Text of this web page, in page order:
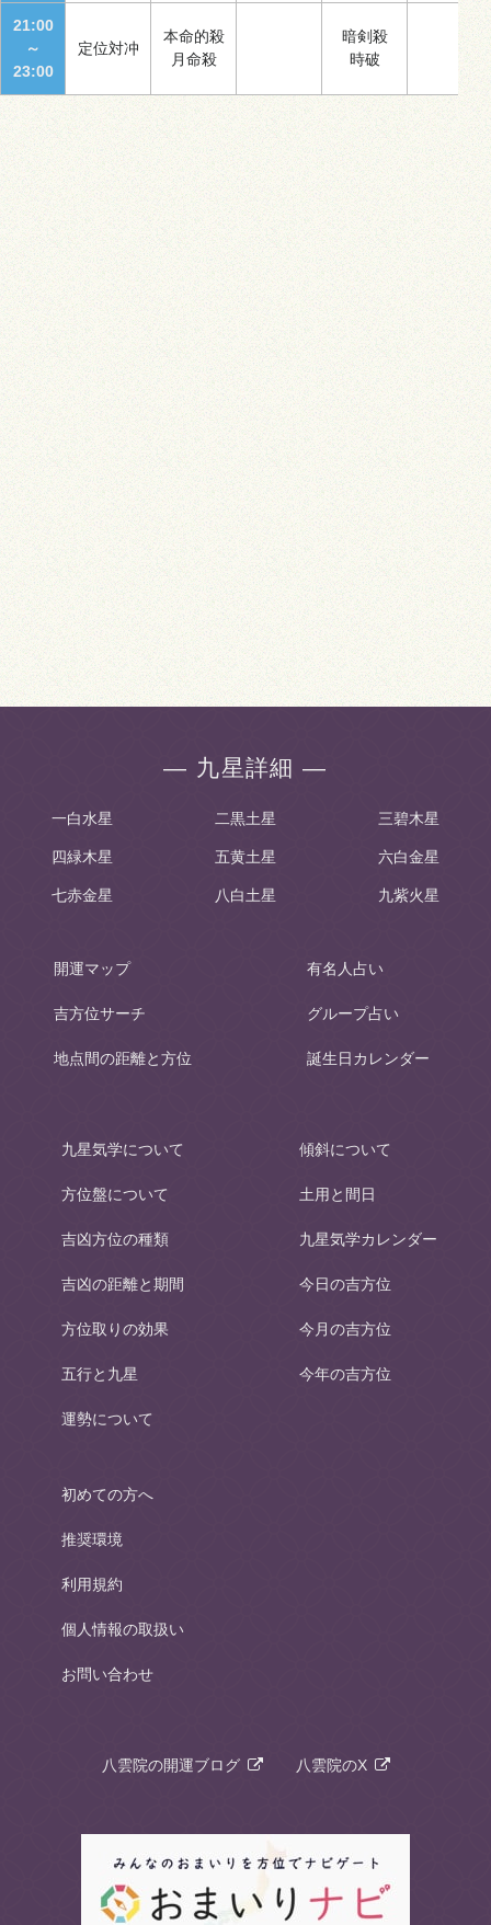
21:00
～
23:00
定位対冲
本命的殺
月命殺
暗剣殺
時破
― 九星詳細 ―
一白水星 二黒土星 三碧木星
四緑木星 五黄土星 六白金星
七赤金星 八白土星 九紫火星
開運マップ
吉方位サーチ
地点間の距離と方位
有名人占い
グループ占い
誕生日カレンダー
九星気学について
方位盤について
吉凶方位の種類
吉凶の距離と期間
方位取りの効果
五行と九星
運勢について
傾斜について
土用と間日
九星気学カレンダー
今日の吉方位
今月の吉方位
今年の吉方位
初めての方へ
推奨環境
利用規約
個人情報の取扱い
お問い合わせ
八雲院の開運ブログ 八雲院のX